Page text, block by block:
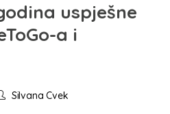
uspješne
a i
Silvana Cvek